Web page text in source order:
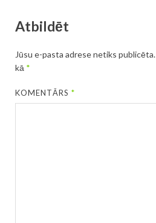
Atbildēt
Jūsu e-pasta adrese netiks publicēta.
kā *
KOMENTĀRS*